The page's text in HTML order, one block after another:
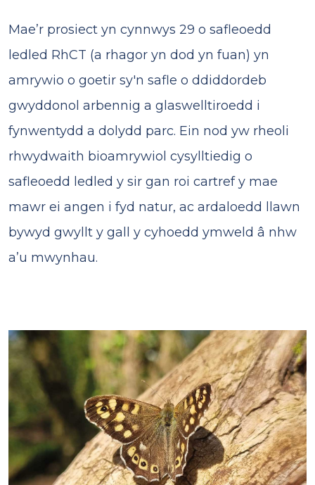
Mae’r prosiect yn cynnwys 29 o safleoedd
ledled RhCT (a rhagor yn dod yn fuan) yn
amrywio o goetir sy'n safle o ddiddordeb
gwyddonol arbennig a glaswelltiroedd i
fynwentydd a dolydd parc. Ein nod yw rheoli
rhwydwaith bioamrywiol cysylltiedig o
safleoedd ledled y sir gan roi cartref y mae
mawr ei angen i fyd natur, ac ardaloedd llawn
bywyd gwyllt y gall y cyhoedd ymweld â nhw
a’u mwynhau.